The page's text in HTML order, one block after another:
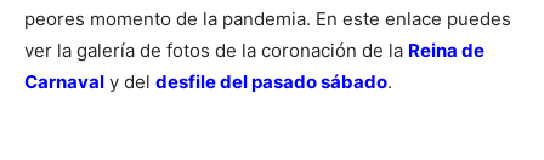
peores momento de la pandemia. En este enlace puedes
ver la galería de fotos de la coronación de la Reina de
Carnaval y del desfile del pasado sábado.